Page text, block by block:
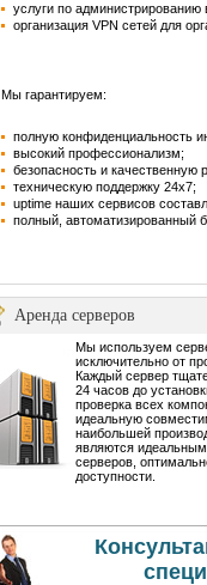
услуги по
организация VPN сетей для
Мы гарантируем:
полную конфиденциальность
высокий профессионализм;
безопасность и качественную
техническую поддержку 24х7;
uptime наших сервисов
полный, автоматизированный
Аренда серверов
Мы используем
исключительно от
Каждый сервер
24 часов до
проверка всех
идеальную
наибольшей
являются
серверов,
доступности.